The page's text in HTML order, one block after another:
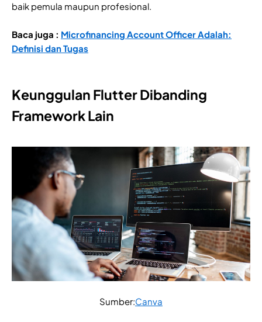
baik pemula maupun profesional.
Baca juga : Microfinancing Account Officer Adalah:
Definisi dan Tugas
Keunggulan Flutter Dibanding
Framework Lain
Sumber:Canva